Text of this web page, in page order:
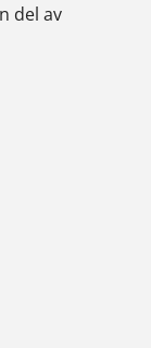
del av